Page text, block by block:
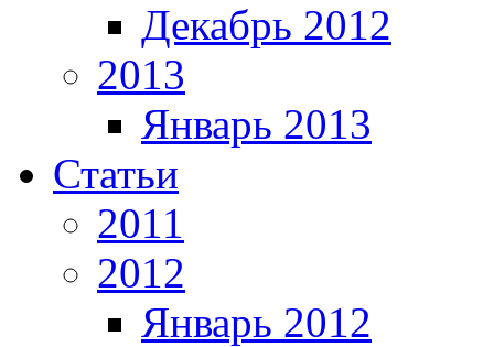
Декабрь 2012
2013
Январь 2013
Статьи
2011
2012
Январь 2012